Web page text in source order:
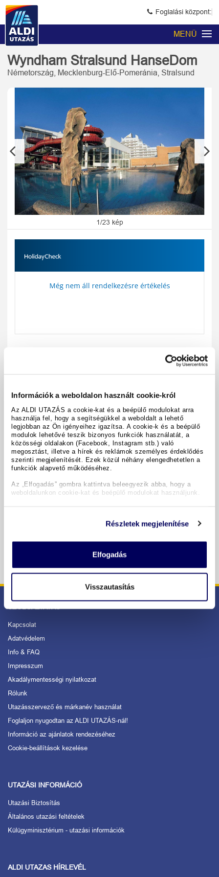
Információk a weboldalon használt cookie-król
Az ALDI UTAZÁS a cookie-kat és a beépülő modulokat arra
használja fel, hogy a segítségükkel a weboldalt a lehető
legjobban az Ön igényeihez igazítsa. A cookie-k és a beépülő
modulok lehetővé teszik bizonyos funkciók használatát, a
közösségi oldalakon (Facebook, Instagram stb.) való
megosztást, illetve a hírek és reklámok személyes érdeklődés
szerinti megjelenítését. Ezek közül néhány elengedhetetlen a
funkciók alapvető működéséhez.
Az „Elfogadás” gombra kattintva beleegyezik abba, hogy a
weboldalunkon cookie-kat és beépülő modulokat használjunk.
Részletek megjelenítése
Elfogadás
Visszautasítás
Foglalási központ:
MENÜ
Wyndham Stralsund HanseDom
Németország, Mecklenburg-Elő-Pomeránia, Stralsund
Previous
1/23 kép
Next
Még nem áll rendelkezésre értékelés
A hotel részletei
Időpontok & árak
Copyright GIATA 2004 - 2026. Multilingual, powered by
www.giata.com for client no. 122148
BIZTONSÁGOS RENDELÉS ÉS FIZETÉS
Kapcsolat
Adatvédelem
Info & FAQ
Impresszum
Akadálymentességi nyilatkozat
Rólunk
Utazásszervező és márkanév használat
Foglaljon nyugodtan az ALDI UTAZÁS-nál!
Információ az ajánlatok rendezéséhez
Cookie-beállítások kezelése
UTAZÁSI INFORMÁCIÓ
Utazási Biztosítás
Általános utazási feltételek
Külügyminisztérium - utazási információk
ALDI UTAZAS HÍRLEVÉL